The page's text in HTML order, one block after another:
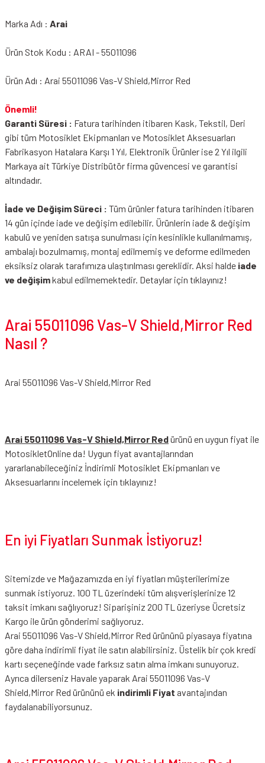
Marka Adı : Arai
Ürün Stok Kodu : ARAI - 55011096
Ürün Adı : Arai 55011096 Vas-V Shield,Mirror Red
Önemli!
Garanti Süresi : Fatura tarihinden itibaren Kask, Tekstil, Deri
gibi tüm Motosiklet Ekipmanları ve Motosiklet Aksesuarları
Fabrikasyon Hatalara Karşı 1 Yıl, Elektronik Ürünler ise 2 Yıl ilgili
Markaya ait Türkiye Distribütör firma güvencesi ve garantisi
altındadır.
İade ve Değişim Süreci : Tüm ürünler fatura tarihinden itibaren
14 gün içinde iade ve değişim edilebilir. Ürünlerin iade & değişim
kabulü ve yeniden satışa sunulması için kesinlikle kullanılmamış,
ambalajı bozulmamış, montaj edilmemiş ve deforme edilmeden
eksiksiz olarak tarafımıza ulaştırılması gereklidir. Aksi halde iade
ve değişimkabul edilmemektedir. Detaylar için tıklayınız!
Arai 55011096 Vas-V Shield,Mirror Red
Nasıl ?
Arai 55011096 Vas-V Shield,Mirror Red
Arai 55011096 Vas-V Shield,Mirror Redürünü en uygun fiyat ile
MotosikletOnline da! Uygun fiyat avantajlarından
yararlanabileceğiniz İndirimli Motosiklet Ekipmanları ve
Aksesuarlarını incelemek için tıklayınız!
En iyi Fiyatları Sunmak İstiyoruz!
Sitemizde ve Mağazamızda en iyi fiyatları müşterilerimize
sunmak istiyoruz. 100 TL üzerindeki tüm alışverişlerinize 12
taksit imkanı sağlıyoruz! Siparişiniz 200 TL üzeriyse Ücretsiz
Kargo ile ürün gönderimi sağlıyoruz.
Arai 55011096 Vas-V Shield,Mirror Red ürününü piyasaya fiyatına
göre daha indirimli fiyat ile satın alabilirsiniz. Üstelik bir çok kredi
kartı seçeneğinde vade farksız satın alma imkanı sunuyoruz.
Ayrıca dilerseniz Havale yaparak Arai 55011096 Vas-V
Shield,Mirror Red ürününü ek indirimli Fiyat avantajından
faydalanabiliyorsunuz.